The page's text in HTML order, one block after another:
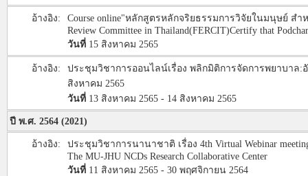
อ้างอิง:
Course online"หลักสูตรหลักจริยธรรมการวิจัยในมนุษย์ สำห
Review Committee in Thailand(FERCIT)Certify that
วันที่ 15 สิงหาคม 2565
อ้างอิง:
ประชุมวิชาการออนไลน์เรื่อง พลิกมิติการจัดการพยาบาล:
สิงหาคม 2565
วันที่ 13 สิงหาคม 2565 - 14 สิงหาคม 2565
ปี พ.ศ. 2564 (2021)
อ้างอิง:
ประชุมวิชาการนานาชาติ เรื่อง 4th Virtual Webinar
The MU-JHU NCDs Research Collaborative Center
วันที่ 11 สิงหาคม 2565 - 30 พฤศจิกายน 2564